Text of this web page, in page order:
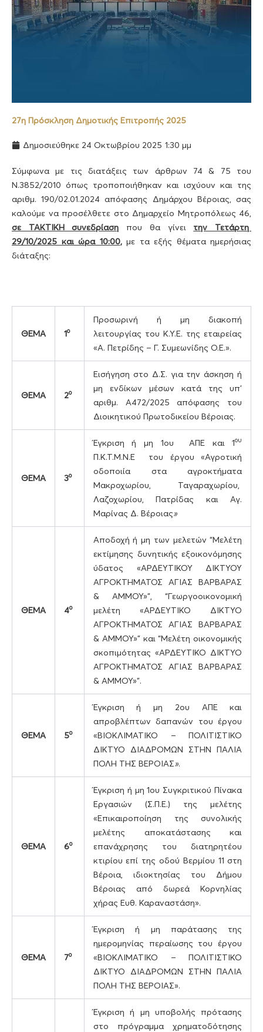
27η Πρόσκληση Δημοτικής Επιτροπής 2025
Δημοσιεύθηκε 24 Οκτωβρίου 2025 1:30 μμ
Σύμφωνα με τις διατάξεις των άρθρων 74 & 75 του
Ν.3852/2010 όπως τροποποιήθηκαν και ισχύουν και της
αριθμ. 190/02.01.2024 απόφασης Δημάρχου Βέροιας, σας
καλούμε να προσέλθετε στο Δημαρχείο Μητροπόλεως 46,
σε ΤΑΚΤΙΚΗ συνεδρίαση που θα γίνει την Τετάρτη
29/10/2025 και ώρα 10:00, με τα εξής θέματα ημερήσιας
διάταξης:
ΘΕΜΑ 1ο
Προσωρινή ή μη διακοπή
λειτουργίας του Κ.Υ.Ε. της εταιρείας
«Α. Πετρίδης – Γ. Συμεωνίδης Ο.Ε.».
ΘΕΜΑ 2ο
Εισήγηση στο Δ.Σ. για την άσκηση ή
μη ενδίκων μέσων κατά της υπ’
αριθμ. Α472/2025 απόφασης του
Διοικητικού Πρωτοδικείου Βέροιας.
ΘΕΜΑ 3ο
Έγκριση ή μη 1ου ΑΠΕ και 1ου
Π.Κ.Τ.Μ.Ν.Ε του έργου «Αγροτική
οδοποιία στα αγροκτήματα
Μακροχωρίου, Ταγαραχωρίου,
Λαζοχωρίου, Πατρίδας και Αγ.
Μαρίνας Δ. Βέροιας»
ΘΕΜΑ 4ο
Αποδοχή ή μη των μελετών “Μελέτη
εκτίμησης δυνητικής εξοικονόμησης
ύδατος «ΑΡΔΕΥΤΙΚΟΥ ΔΙΚΤΥΟΥ
ΑΓΡΟΚΤΗΜΑΤΟΣ ΑΓΙΑΣ ΒΑΡΒΑΡΑΣ
& ΑΜΜΟΥ»”, “Γεωργοοικονομική
μελέτη «ΑΡΔΕΥΤΙΚΟ ΔΙΚΤΥΟ
ΑΓΡΟΚΤΗΜΑΤΟΣ ΑΓΙΑΣ ΒΑΡΒΑΡΑΣ
& ΑΜΜΟΥ»” και “Μελέτη οικονομικής
σκοπιμότητας «ΑΡΔΕΥΤΙΚΟ ΔΙΚΤΥΟ
ΑΓΡΟΚΤΗΜΑΤΟΣ ΑΓΙΑΣ ΒΑΡΒΑΡΑΣ
& ΑΜΜΟΥ»”.
ΘΕΜΑ 5ο
Έγκριση ή μη 2ου ΑΠΕ και
απροβλέπτων δαπανών του έργου
«ΒΙΟΚΛΙΜΑΤΙΚΟ – ΠΟΛΙΤΙΣΤΙΚΟ
ΔΙΚΤΥΟ ΔΙΑΔΡΟΜΩΝ ΣΤΗΝ ΠΑΛΙΑ
ΠΟΛΗ ΤΗΣ ΒΕΡΟΙΑΣ».
ΘΕΜΑ 6ο
Έγκριση ή μη 1ου Συγκριτικού Πίνακα
Εργασιών (Σ.Π.Ε.) της μελέτης
«Επικαιροποίηση της συνολικής
μελέτης αποκατάστασης και
επανάχρησης του διατηρητέου
κτιρίου επί της οδού Βερμίου 11 στη
Βέροια, ιδιοκτησίας του Δήμου
Βέροιας από δωρεά Κορνηλίας
χήρας Ευθ. Καραναστάση».
ΘΕΜΑ 7ο
Έγκριση ή μη παράτασης της
ημερομηνίας περαίωσης του έργου
«ΒΙΟΚΛΙΜΑΤΙΚΟ – ΠΟΛΙΤΙΣΤΙΚΟ
ΔΙΚΤΥΟ ΔΙΑΔΡΟΜΩΝ ΣΤΗΝ ΠΑΛΙΑ
ΠΟΛΗ ΤΗΣ ΒΕΡΟΙΑΣ».
Έγκριση ή μη υποβολής πρότασης
στο πρόγραμμα χρηματοδότησης